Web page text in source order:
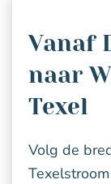
Vanaf
naar
Texel
Volg de